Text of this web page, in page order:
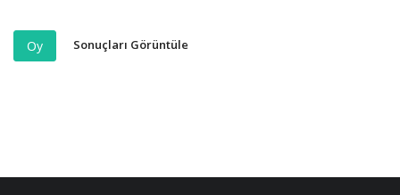
Oy Sonuçları Görüntüle